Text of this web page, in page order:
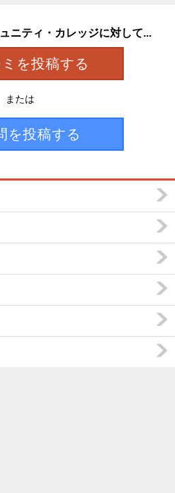
ニティ・カレッジに対して...
を投稿する
または
を投稿する